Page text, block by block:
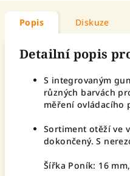
Popis Diskuze
Detailní popis
S integrovaným
různých barvách
měření ovládacího
Sortiment otěží ve
dokončený. S
Šířka Poník: 16